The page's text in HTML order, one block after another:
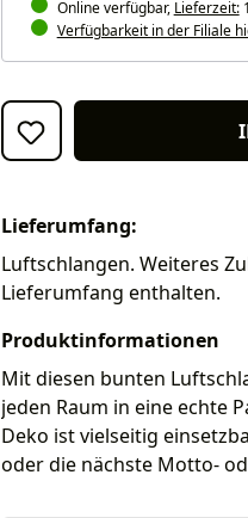
Online verfügbar, Lieferzeit:
Verfügbarkeit in der Filiale
Lieferumfang:
Luftschlangen. Weiteres
Lieferumfang enthalten.
Produktinformationen
Mit diesen bunten
jeden Raum in eine echte
Deko ist vielseitig
oder die nächste Motto-